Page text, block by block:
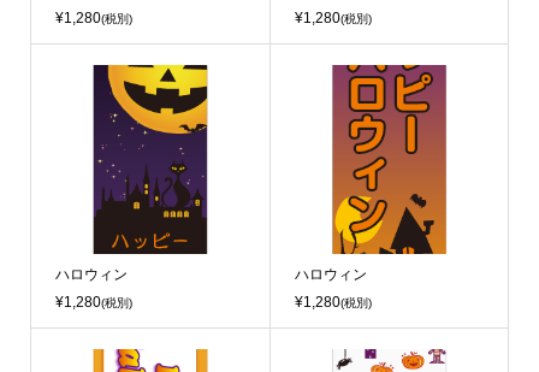
¥1,280(税別)
¥1,280(税別)
ハロウィン
¥1,280(税別)
ハロウィン
¥1,280(税別)